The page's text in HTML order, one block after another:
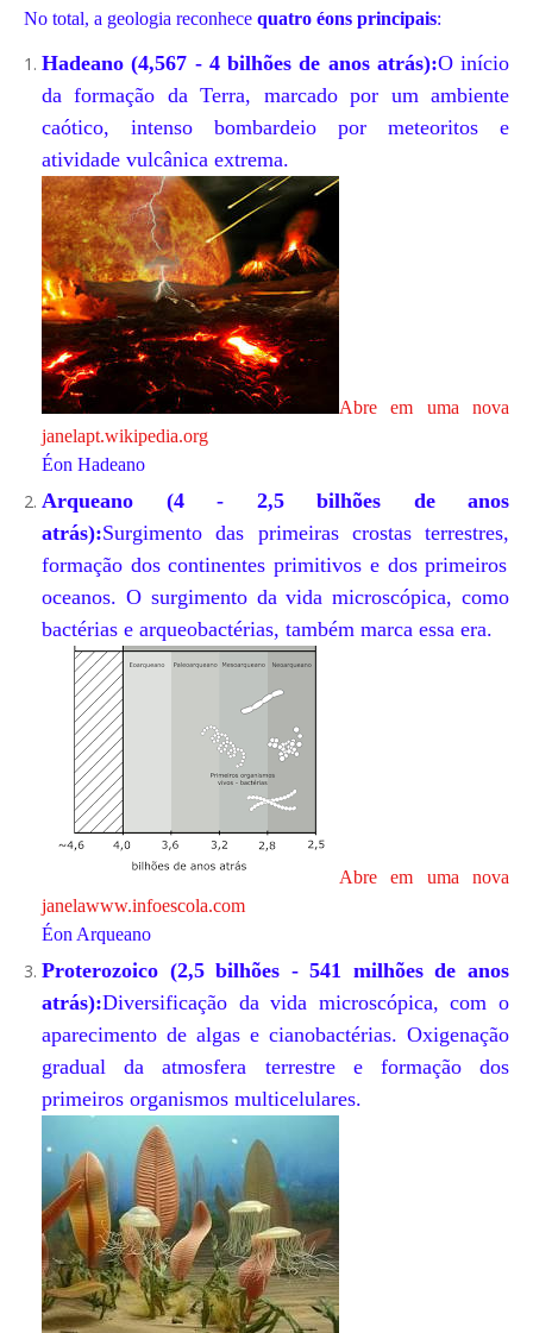
No total, a geologia reconhece quatro éons principais:
Hadeano (4,567 - 4 bilhões de anos atrás):O início
da formação da Terra, marcado por um ambiente
caótico, intenso bombardeio por meteoritos e
atividade vulcânica extrema.
Abre em uma nova
janelapt.wikipedia.org
Éon Hadeano
Arqueano (4 - 2,5 bilhões de anos
atrás):Surgimento das primeiras crostas terrestres,
formação dos continentes primitivos e dos primeiros
oceanos. O surgimento da vida microscópica, como
bactérias e arqueobactérias, também marca essa era.
Abre em uma nova
janelawww.infoescola.com
Éon Arqueano
Proterozoico (2,5 bilhões - 541 milhões de anos
atrás):Diversificação da vida microscópica, com o
aparecimento de algas e cianobactérias. Oxigenação
gradual da atmosfera terrestre e formação dos
primeiros organismos multicelulares.